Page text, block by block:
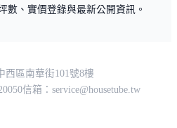
數、實價登錄與最新公開資訊。
西區南華街101號8樓
信箱： service@housetube.tw